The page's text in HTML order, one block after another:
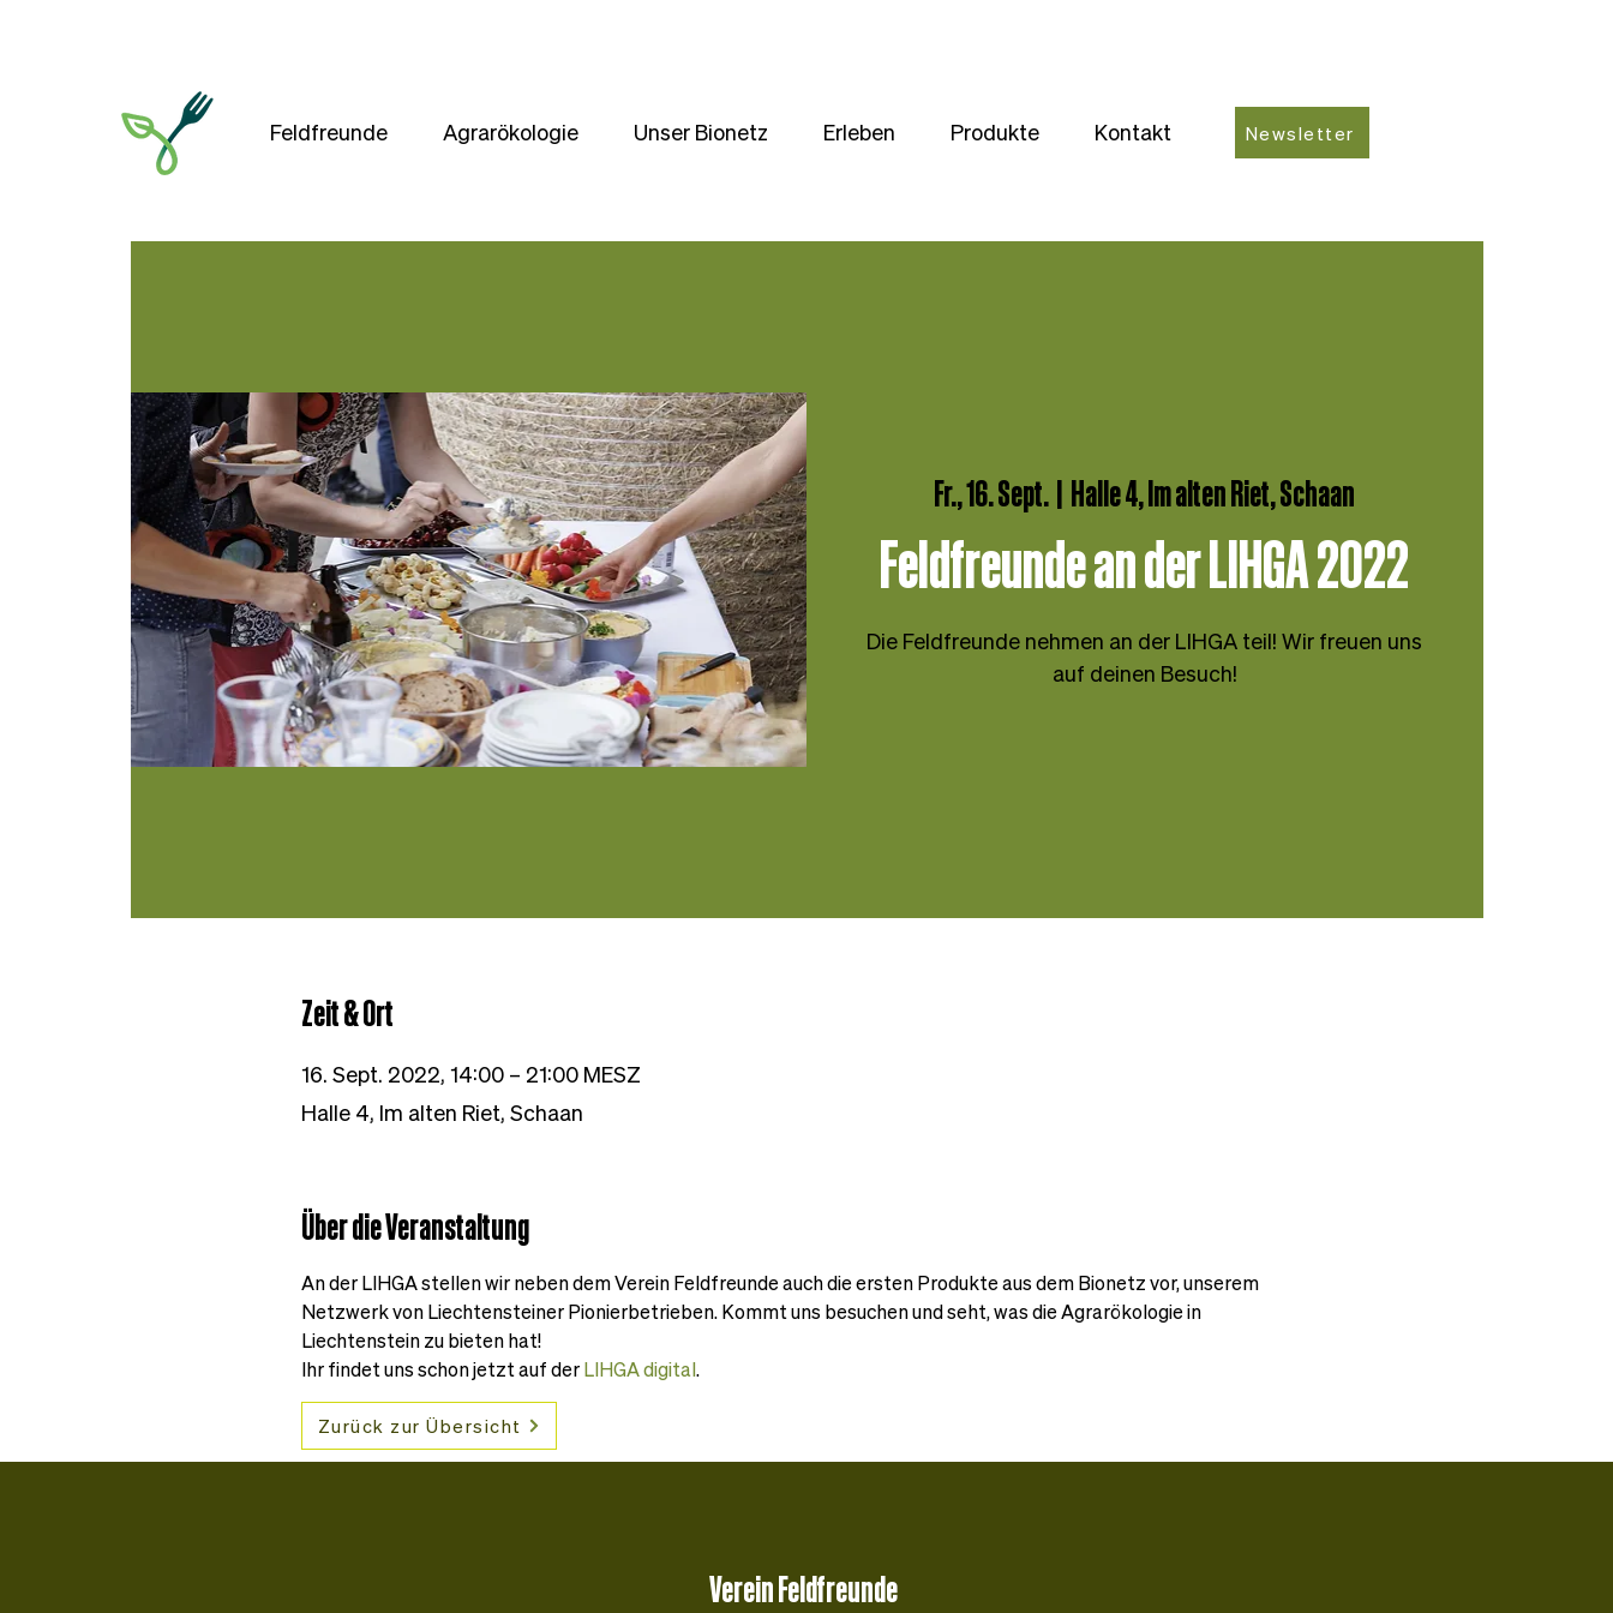
Feldfreunde Agrarökologie Unser Bionetz Erleben Produkte Kontakt Newsletter
Fr., 16. Sept.
  |
Halle 4, Im alten Riet, Schaan
Feldfreunde an der LIHGA 2022
Die Feldfreunde nehmen an der LIHGA teil! Wir freuen uns
auf deinen Besuch!
Zeit & Ort
16. Sept. 2022, 14:00 – 21:00 MESZ
Halle 4, Im alten Riet, Schaan
Über die Veranstaltung
An der LIHGA stellen wir neben dem Verein Feldfreunde auch die ersten Produkte aus dem Bionetz vor, unserem
Netzwerk von Liechtensteiner Pionierbetrieben. Kommt uns besuchen und seht, was die Agrarökologie in
Liechtenstein zu bieten hat!
Ihr findet uns schon jetzt auf der LIHGA digital.
Zurück zur Übersicht
Verein Feldfreunde